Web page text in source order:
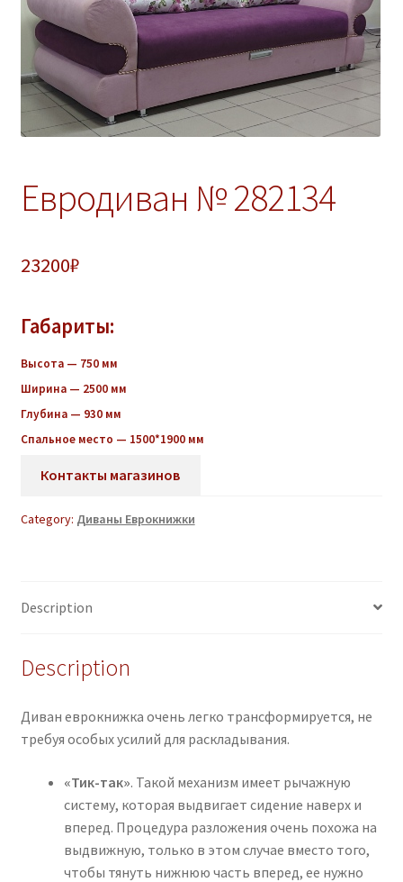
е
н
о
м
Евродиван № 282134
23200₽
Габариты:
Высота — 750 мм
Ширина — 2500 мм
Глубина — 930 мм
Спальное место — 1500*1900 мм
Контакты магазинов
Category: Диваны Еврокнижки
Description
Description
Диван еврокнижка очень легко трансформируется, не
требуя особых усилий для раскладывания.
«Тик-так». Такой механизм имеет рычажную
систему, которая выдвигает сидение наверх и
вперед. Процедура разложения очень похожа на
выдвижную, только в этом случае вместо того,
чтобы тянуть нижнюю часть вперед, ее нужно